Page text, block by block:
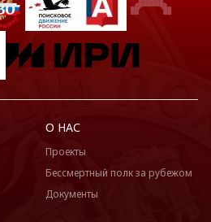
О НАС
Проекты
Бессмертный полк за рубежом
Документы